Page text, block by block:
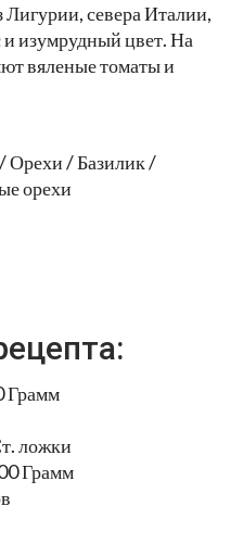
севера Италии,
изумрудный цвет. На
вяленые томаты и
/ Базилик /
орехи
Грамм
ложки
Грамм